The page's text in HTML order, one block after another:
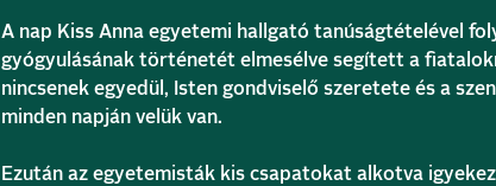
A nap Kiss Anna egyetemi hallgató tanúságtételével
gyógyulásának történetét elmesélve segített a
nincsenek egyedül, Isten gondviselő szeretete és a
minden napján velük van.
Ezután az egyetemisták kis csapatokat alkotva